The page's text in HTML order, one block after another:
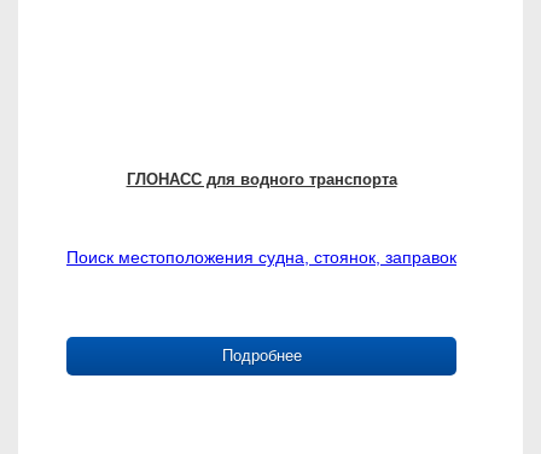
ГЛОНАСС для водного транспорта
Поиск местоположения судна, стоянок, заправок
Подробнее